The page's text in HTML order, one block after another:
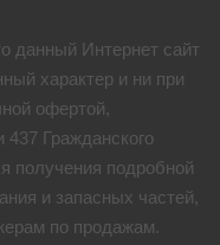
данный Интернет сайт
характер и ни при
офертой,
Гражданского
получения подробной
и запасных частей,
по продажам.